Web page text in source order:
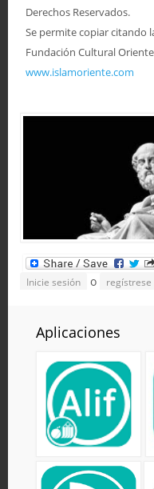
Derechos Reservados.
Se permite copiar citando
Fundación Cultural Oriente
www.islamoriente.com
Inicie sesión o regístrese
Aplicaciones